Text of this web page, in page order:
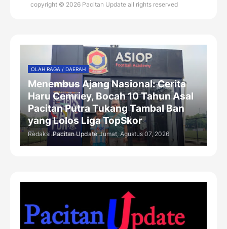
copyright © 2026 Pacitan Update all rights reserved
OLAH RAGA / DAERAH
Menembus Ajang Nasional: Cerita
Haru Cemriey, Bocah 10 Tahun Asal
Pacitan Putra Tukang Tambal Ban
yang Lolos Liga TopSkor
Redaksi Pacitan Update Jumat, Agustus 07, 2026